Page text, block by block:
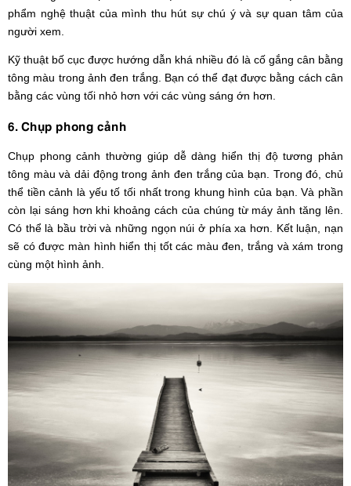
phẩm nghệ thuật của mình thu hút sự chú ý và sự quan tâm của
người xem.
Kỹ thuật bố cục được hướng dẫn khá nhiều đó là cố gắng cân bằng
tông màu trong ảnh đen trắng. Bạn có thể đạt được bằng cách cân
bằng các vùng tối nhỏ hơn với các vùng sáng ớn hơn.
6. Chụp phong cảnh
Chụp phong cảnh thường giúp dễ dàng hiển thị độ tương phản
tông màu và dải động trong ảnh đen trắng của bạn. Trong đó, chủ
thể tiền cảnh là yếu tố tối nhất trong khung hình của bạn. Và phần
còn lại sáng hơn khi khoảng cách của chúng từ máy ảnh tăng lên.
Có thể là bầu trời và những ngọn núi ở phía xa hơn. Kết luận, nạn
sẽ có được màn hình hiển thị tốt các màu đen, trắng và xám trong
cùng một hình ảnh.